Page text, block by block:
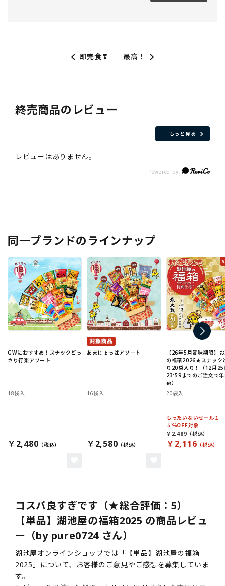
即完食❣ 最高！
終売商品のレビュー
もっと見る
同一ブランドのラインナップ
GWにおすすめ！スナックどっ
さり行楽アソート
18袋入
￥2,480
あまじょっぱアソート
16袋入
￥2,580
【26年5月賞味期限】
の福箱2026★スナック
り20袋入り！（12月25
23:59までのご注文で
荷）
20袋入
もったいないセール１
５％OFF対象
￥2,116
￥2,489
コスパ良すぎです（★総合評価：5）
【単品】湖池屋の福箱2025 の商品レビュ
ー（by pure0724 さん）
湖池屋オンラインショップでは「【単品】湖池屋の福箱
2025」について、お客様のご意見やご感想を募集していま
す。